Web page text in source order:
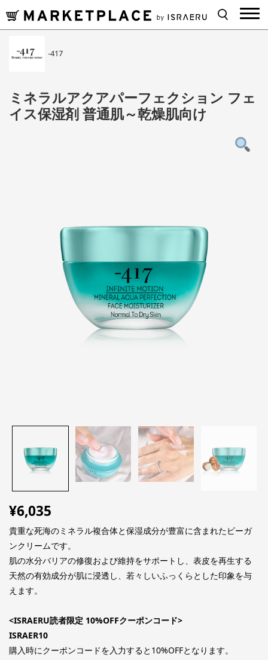
-417
ミネラルアクアパーフェクション フェ
イス保湿剤 普通肌～乾燥肌向け
¥6,035
貴重な死海のミネラル複合体と保湿成分が豊富に含まれたビーガ
ンクリームです。
肌の水分バリアの修復および維持をサポートし、表皮を再生する
天然の有効成分が肌に浸透し、若々しいふっくらとした印象を与
えます。
<ISRAERU読者限定 10%OFFクーポンコード>
ISRAER10
購入時にクーポンコードを入力すると10%OFFとなります。